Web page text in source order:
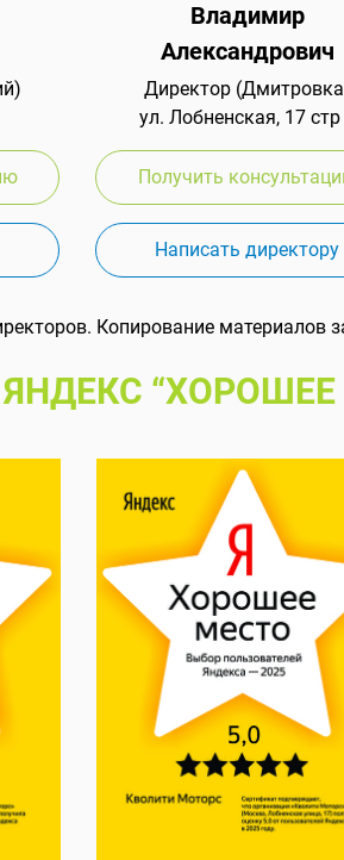
Владимир
Александрович
Директор
ул. Лобненская, 17 стр
Получить
Написать директору
Копирование материалов
“ХОРОШЕЕ